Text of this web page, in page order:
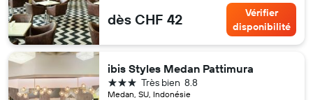
dès CHF 42
Vérifier
disponibilité
ibis Styles Medan Pattimura
Medan, SU, Indonésie
8.8
Très bien
3 étoiles